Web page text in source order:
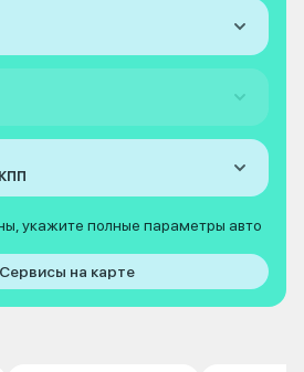
укажите полные параметры авто
Сервисы на карте